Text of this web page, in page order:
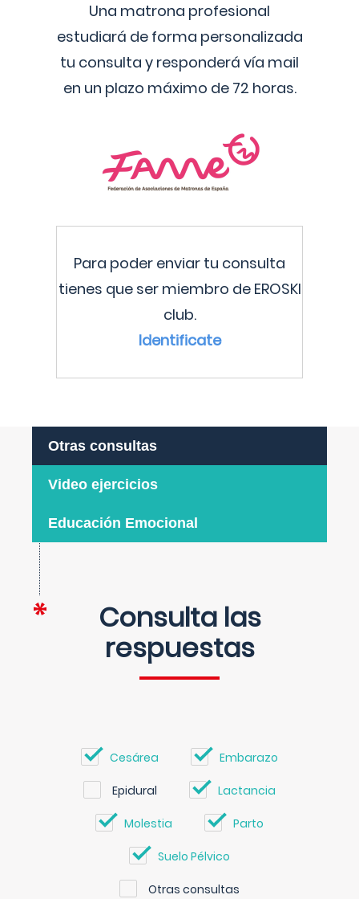
Una matrona profesional
estudiará de forma personalizada
tu consulta y responderá vía mail
en un plazo máximo de 72 horas.
Para poder enviar tu consulta
tienes que ser miembro de EROSKI
club.
Identificate
Otras consultas
Video ejercicios
Educación Emocional
Consulta las
respuestas
Cesárea Embarazo
Epidural Lactancia
Molestia Parto
Suelo Pélvico
Otras consultas